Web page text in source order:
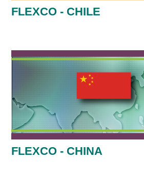
FLEXCO - CHILE
FLEXCO - CHINA